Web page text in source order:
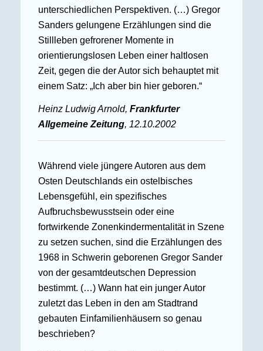
unterschiedlichen Perspektiven. (…) Gregor
Sanders gelungene Erzählungen sind die
Stillleben gefrorener Momente in
orientierungslosen Leben einer haltlosen
Zeit, gegen die der Autor sich behauptet mit
einem Satz: „Ich aber bin hier geboren.“
Heinz Ludwig Arnold, Frankfurter
Allgemeine Zeitung, 12.10.2002
Während viele jüngere Autoren aus dem
Osten Deutschlands ein ostelbisches
Lebensgefühl, ein spezifisches
Aufbruchsbewusstsein oder eine
fortwirkende Zonenkindermentalität in Szene
zu setzen suchen, sind die Erzählungen des
1968 in Schwerin geborenen Gregor Sander
von der gesamtdeutschen Depression
bestimmt. (…) Wann hat ein junger Autor
zuletzt das Leben in den am Stadtrand
gebauten Einfamilienhäusern so genau
beschrieben?